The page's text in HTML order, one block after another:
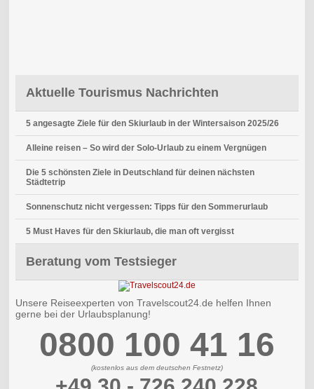
Aktuelle Tourismus Nachrichten
5 angesagte Ziele für den Skiurlaub in der Wintersaison 2025/26
Alleine reisen – So wird der Solo-Urlaub zu einem Vergnügen
Die 5 schönsten Ziele in Deutschland für deinen nächsten
Städtetrip
Sonnenschutz nicht vergessen: Tipps für den Sommerurlaub
5 Must Haves für den Skiurlaub, die man oft vergisst
Beratung vom Testsieger
Unsere Reiseexperten von Travelscout24.de helfen Ihnen
gerne bei der Urlaubsplanung!
0800 100 41 16
(kostenlos aus dem deutschen Festnetz)